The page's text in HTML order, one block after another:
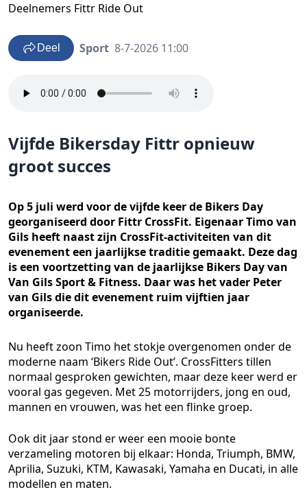
Deelnemers Fittr Ride Out
Deel Sport 8-7-2026 11:00
Vijfde Bikersday Fittr opnieuw
groot succes
Op 5 juli werd voor de vijfde keer de Bikers Day
georganiseerd door Fittr CrossFit. Eigenaar Timo van
Gils heeft naast zijn CrossFit-activiteiten van dit
evenement een jaarlijkse traditie gemaakt. Deze dag
is een voortzetting van de jaarlijkse Bikers Day van
Van Gils Sport & Fitness. Daar was het vader Peter
van Gils die dit evenement ruim vijftien jaar
organiseerde.
Nu heeft zoon Timo het stokje overgenomen onder de
moderne naam ‘Bikers Ride Out’. CrossFitters tillen
normaal gesproken gewichten, maar deze keer werd er
vooral gas gegeven. Met 25 motorrijders, jong en oud,
mannen en vrouwen, was het een flinke groep.
Ook dit jaar stond er weer een mooie bonte
verzameling motoren bij elkaar: Honda, Triumph, BMW,
Aprilia, Suzuki, KTM, Kawasaki, Yamaha en Ducati, in alle
modellen en maten.